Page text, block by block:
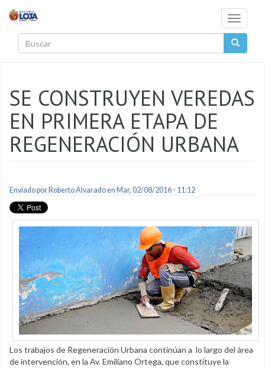
Toggle
SE CONSTRUYEN VEREDAS
EN PRIMERA ETAPA DE
REGENERACIÓN URBANA
Enviado por Roberto Alvaradoen Mar, 02/08/2016 - 11:12
Los trabajos de Regeneración Urbana continúan a lo largo del área
de intervención, en la Av. Emiliano Ortega, que constituye la